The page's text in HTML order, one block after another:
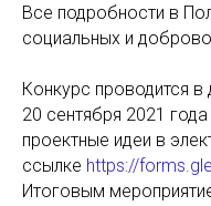
Все подробности в
социальных и
Конкурс проводится в
20 сентября 2021
проектные идеи в
ссылке https://
Итоговым